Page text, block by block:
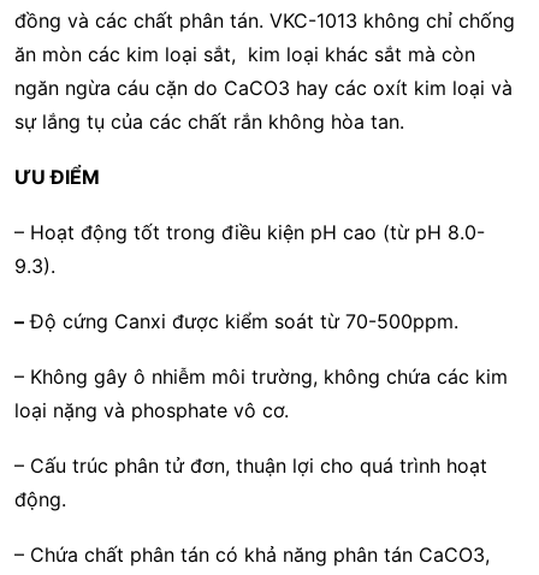
đồng và các chất phân tán. VKC-1013 không chỉ chống
ăn mòn các kim loại sắt, kim loại khác sắt mà còn
ngăn ngừa cáu cặn do CaCO3 hay các oxít kim loại và
sự lắng tụ của các chất rắn không hòa tan.
ƯU ĐIỂM
– Hoạt động tốt trong điều kiện pH cao (từ pH 8.0-
9.3).
– Độ cứng Canxi được kiểm soát từ 70-500ppm.
– Không gây ô nhiễm môi trường, không chứa các kim
loại nặng và phosphate vô cơ.
– Cấu trúc phân tử đơn, thuận lợi cho quá trình hoạt
động.
– Chứa chất phân tán có khả năng phân tán CaCO­3,